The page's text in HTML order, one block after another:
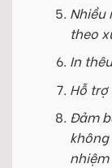
Nhiều
theo
In
Hỗ
Đảm
nhiệm